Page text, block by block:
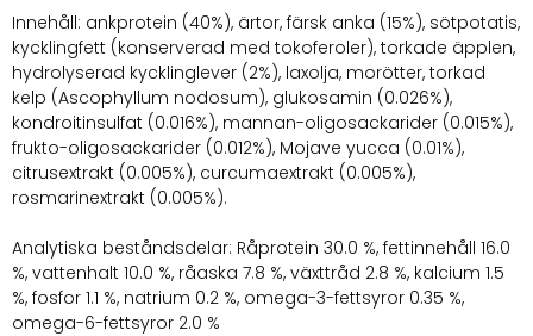
Innehåll: ankprotein (40%), ärtor, färsk anka (15%), sötpotatis,
kycklingfett (konserverad med tokoferoler), torkade äpplen,
hydrolyserad kycklinglever (2%), laxolja, morötter, torkad
kelp (Ascophyllum nodosum), glukosamin (0.026%),
kondroitinsulfat (0.016%), mannan-oligosackarider (0.015%),
frukto-oligosackarider (0.012%), Mojave yucca (0.01%),
citrusextrakt (0.005%), curcumaextrakt (0.005%),
rosmarinextrakt (0.005%).
Analytiska beståndsdelar: Råprotein 30.0 %, fettinnehåll 16.0
%, vattenhalt 10.0 %, råaska 7.8 %, växttråd 2.8 %, kalcium 1.5
%, fosfor 1.1 %, natrium 0.2 %, omega-3-fettsyror 0.35 %,
omega-6-fettsyror 2.0 %